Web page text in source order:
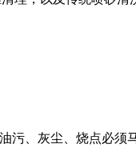
、灰尘、烧点必